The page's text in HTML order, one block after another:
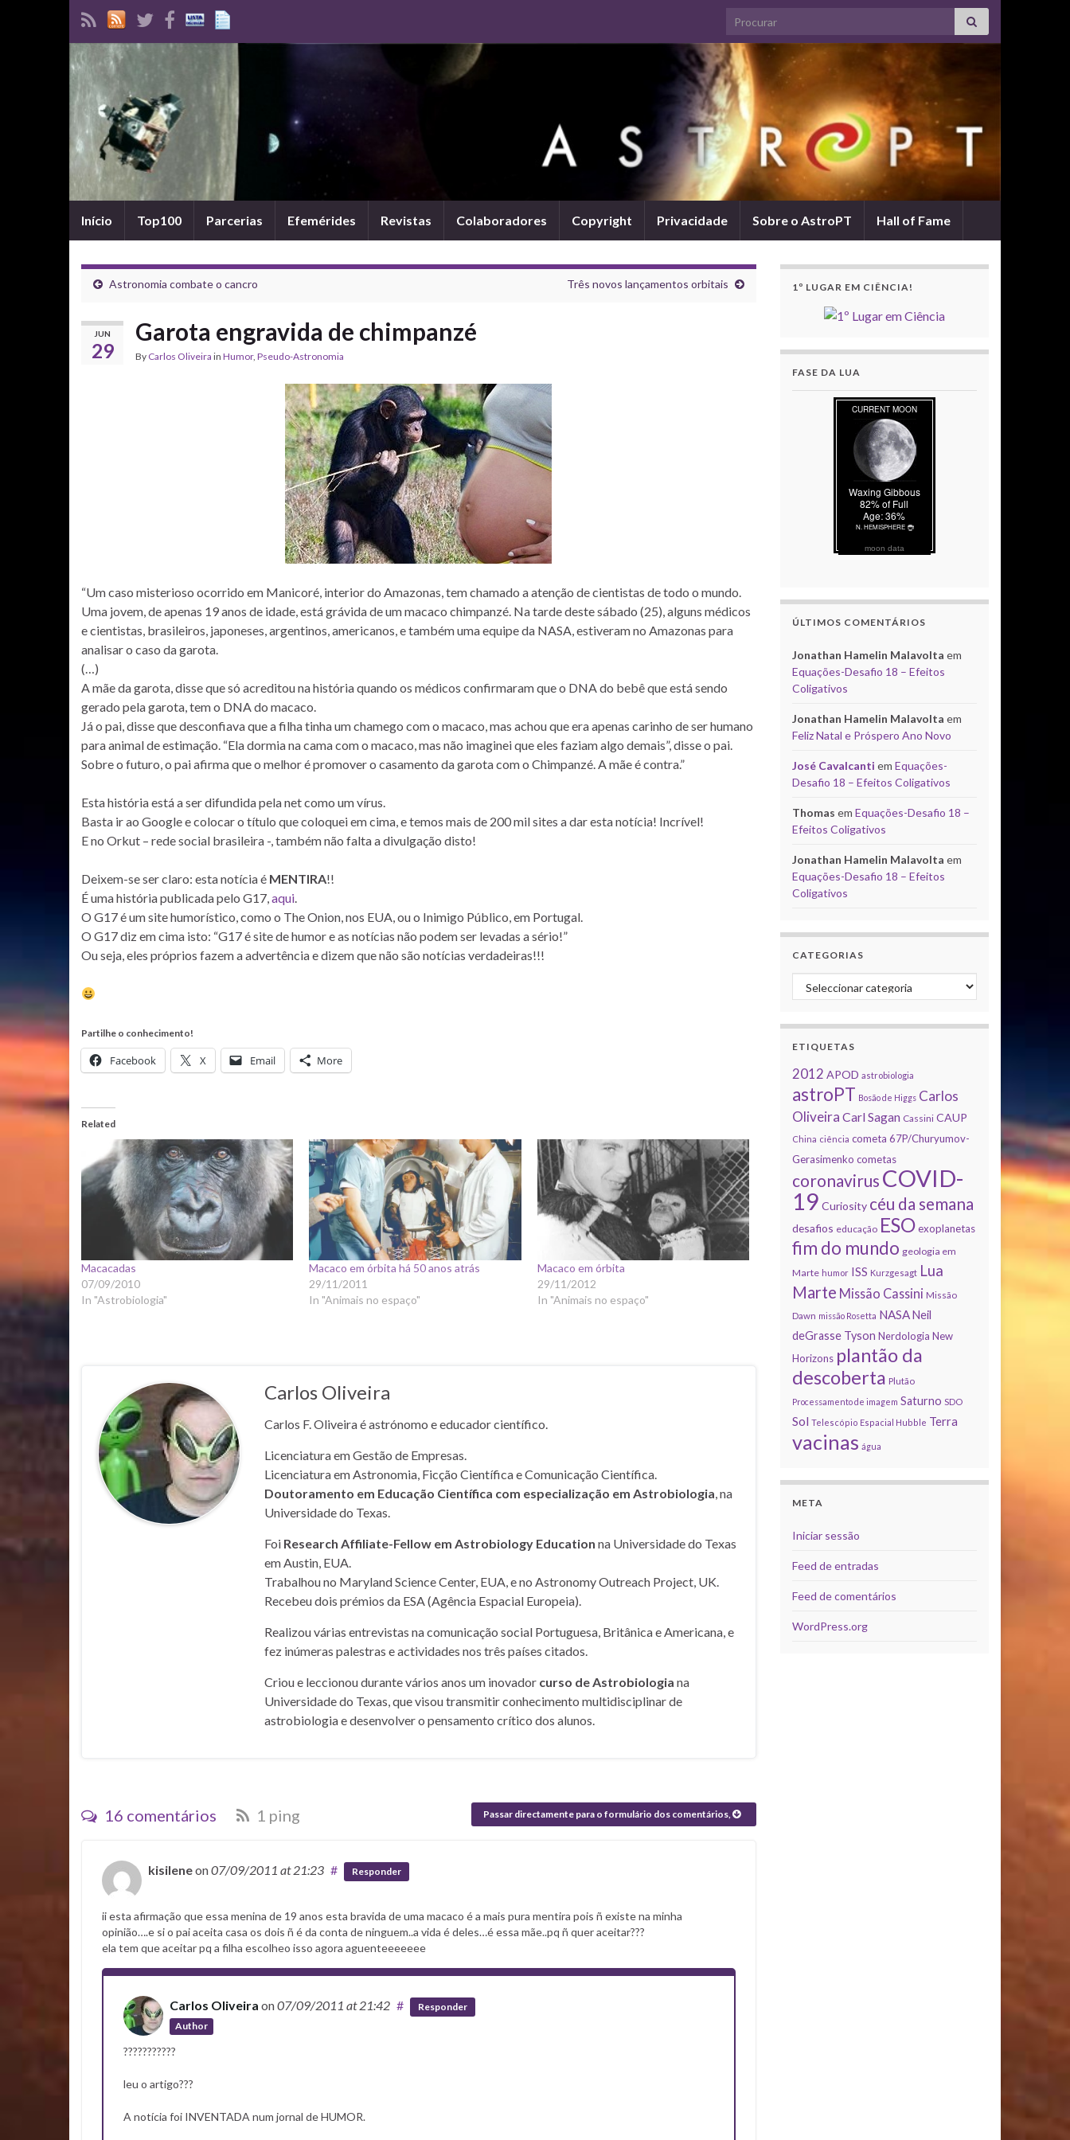
Search for:
Início Top100 Parcerias Efemérides Revistas Colaboradores Copyright Privacidade Sobre o AstroPT Hall of Fame
Astronomia combate o cancro Três novos lançamentos orbitais
JUN
29
Garota engravida de chimpanzé
By Carlos Oliveira in Humor, Pseudo-Astronomia
“Um caso misterioso ocorrido em Manicoré, interior do Amazonas, tem chamado a atenção de cientistas de todo o mundo.
Uma jovem, de apenas 19 anos de idade, está grávida de um macaco chimpanzé. Na tarde deste sábado (25), alguns médicos
e cientistas, brasileiros, japoneses, argentinos, americanos, e também uma equipe da NASA, estiveram no Amazonas para
analisar o caso da garota.
(…)
A mãe da garota, disse que só acreditou na história quando os médicos confirmaram que o DNA do bebê que está sendo
gerado pela garota, tem o DNA do macaco.
Já o pai, disse que desconfiava que a filha tinha um chamego com o macaco, mas achou que era apenas carinho de ser humano
para animal de estimação. “Ela dormia na cama com o macaco, mas não imaginei que eles faziam algo demais”, disse o pai.
Sobre o futuro, o pai afirma que o melhor é promover o casamento da garota com o Chimpanzé. A mãe é contra.”
Esta história está a ser difundida pela net como um vírus.
Basta ir ao Google e colocar o título que coloquei em cima, e temos mais de 200 mil sites a dar esta notícia! Incrível!
E no Orkut – rede social brasileira -, também não falta a divulgação disto!
Deixem-se ser claro: esta notícia é MENTIRA!!
É uma história publicada pelo G17,aqui.
O G17 é um site humorístico, como o The Onion, nos EUA, ou o Inimigo Público, em Portugal.
O G17 diz em cima isto: “G17 é site de humor e as notícias não podem ser levadas a sério!”
Ou seja, eles próprios fazem a advertência e dizem que não são notícias verdadeiras!!!
Partilhe o conhecimento!
Facebook X Email More
Related
Macacadas
07/09/2010
In "Astrobiologia"
Macaco em órbita há 50 anos atrás
29/11/2011
In "Animais no espaço"
Macaco em órbita
29/11/2012
In "Animais no espaço"
Carlos Oliveira
Carlos F. Oliveira é astrónomo e educador científico.
Licenciatura em Gestão de Empresas.
Licenciatura em Astronomia, Ficção Científica e Comunicação Científica.
Doutoramento em Educação Científica com especialização em Astrobiologia, na
Universidade do Texas.
Foi Research Affiliate-Fellow em Astrobiology Education na Universidade do Texas
em Austin, EUA.
Trabalhou no Maryland Science Center, EUA, e no Astronomy Outreach Project, UK.
Recebeu dois prémios da ESA (Agência Espacial Europeia).
Realizou várias entrevistas na comunicação social Portuguesa, Britânica e Americana, e
fez inúmeras palestras e actividades nos três países citados.
Criou e leccionou durante vários anos um inovador curso de Astrobiologia na
Universidade do Texas, que visou transmitir conhecimento multidisciplinar de
astrobiologia e desenvolver o pensamento crítico dos alunos.
16 comentários 1 ping Passar directamente para o formulário dos comentários,
kisileneon07/09/2011 at 21:23 # Responder
ii esta afirmação que essa menina de 19 anos esta bravida de uma macaco é a mais pura mentira pois ñ existe na minha
opinião….e si o pai aceita casa os dois ñ é da conta de ninguem..a vida é deles…é essa mãe..pq ñ quer aceitar???
ela tem que aceitar pq a filha escolheo isso agora aguenteeeeeee
Carlos Oliveira on07/09/2011 at 21:42
Author
# Responder
???????????
leu o artigo???
A notícia foi INVENTADA num jornal de HUMOR.
1º LUGAR EM CIÊNCIA!
FASE DA LUA
moon data
ÚLTIMOS COMENTÁRIOS
Jonathan Hamelin Malavolta em
Equações-Desafio 18 – Efeitos
Coligativos
Jonathan Hamelin Malavolta em
Feliz Natal e Próspero Ano Novo
José Cavalcanti em Equações-
Desafio 18 – Efeitos Coligativos
Thomas em Equações-Desafio 18 –
Efeitos Coligativos
Jonathan Hamelin Malavolta em
Equações-Desafio 18 – Efeitos
Coligativos
CATEGORIAS
Categorias
ETIQUETAS
2012 APOD astrobiologia
astroPT Bosão de Higgs Carlos
Oliveira Carl Sagan Cassini CAUP
China ciência cometa 67P/Churyumov-
Gerasimenko cometas
coronavirus COVID-
19 Curiosity céu da semana
desafios educação ESO exoplanetas
fim do mundo geologia em
Marte humor ISS Kurzgesagt Lua
Marte Missão Cassini Missão
Dawn missão Rosetta NASA Neil
deGrasse Tyson Nerdologia New
Horizons plantão da
descoberta Plutão
Processamento de imagem Saturno SDO
Sol Telescópio Espacial Hubble Terra
vacinas água
META
Iniciar sessão
Feed de entradas
Feed de comentários
WordPress.org